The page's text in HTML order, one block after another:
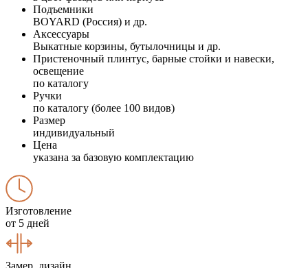
Подъемники
BOYARD (Россия) и др.
Аксессуары
Выкатные корзины, бутылочницы и др.
Пристеночный плинтус, барные стойки и навески,
освещение
по каталогу
Ручки
по каталогу (более 100 видов)
Размер
индивидуальный
Цена
указана за базовую комплектацию
Изготовление
от 5 дней
Замер, дизайн